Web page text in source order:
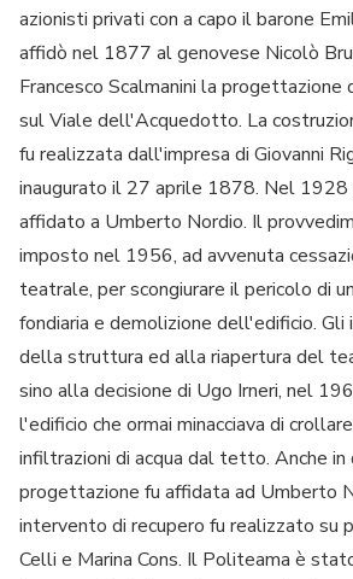
azionisti privati con a capo il barone
affidò nel 1877 al genovese Nicolò
Francesco Scalmanini la progettazione
sul Viale dell'Acquedotto. La
fu realizzata dall'impresa di Giovanni
inaugurato il 27 aprile 1878. Nel 1928
affidato a Umberto Nordio. Il
imposto nel 1956, ad avvenuta
teatrale, per scongiurare il pericolo di
fondiaria e demolizione dell'edificio. Gli
della struttura ed alla riapertura del
sino alla decisione di Ugo Irneri, nel
l'edificio che ormai minacciava di
infiltrazioni di acqua dal tetto. Anche in
progettazione fu affidata ad Umberto
intervento di recupero fu realizzato su
Celli e Marina Cons. Il Politeama è